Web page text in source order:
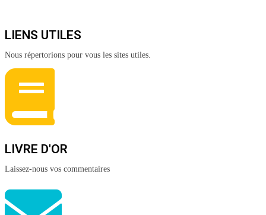
LIENS UTILES
Nous répertorions pour vous les sites utiles.
LIVRE D'OR
Laissez-nous vos commentaires